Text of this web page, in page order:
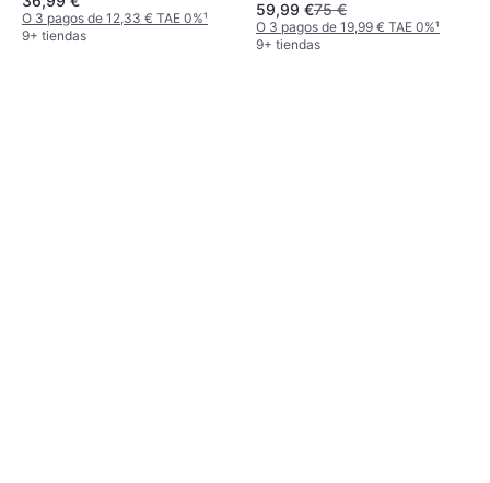
O 3 pagos de 12,33 € TAE 0%¹
9+ tiendas
59,99 €75 €
O 3 pagos de 19,99 € TAE 0%¹
9+ tiendas